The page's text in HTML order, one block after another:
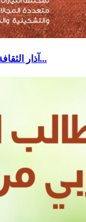
آذار الثقافة 2014 لا بد أن نلاحظ أمرا برز بشكل واضح في...